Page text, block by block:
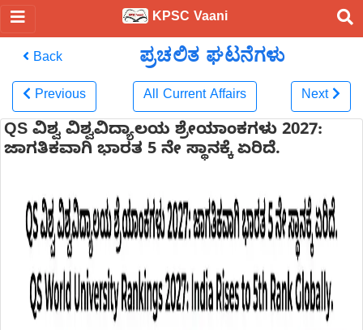
KPSC Vaani
Back ಪ್ರಚಲಿತ ಘಟನೆಗಳು
Previous All Current Affairs Next
QS ವಿಶ್ವ ವಿಶ್ವವಿದ್ಯಾಲಯ ಶ್ರೇಯಾಂಕಗಳು 2027:
ಜಾಗತಿಕವಾಗಿ ಭಾರತ 5 ನೇ ಸ್ಥಾನಕ್ಕೆ ಏರಿದೆ.